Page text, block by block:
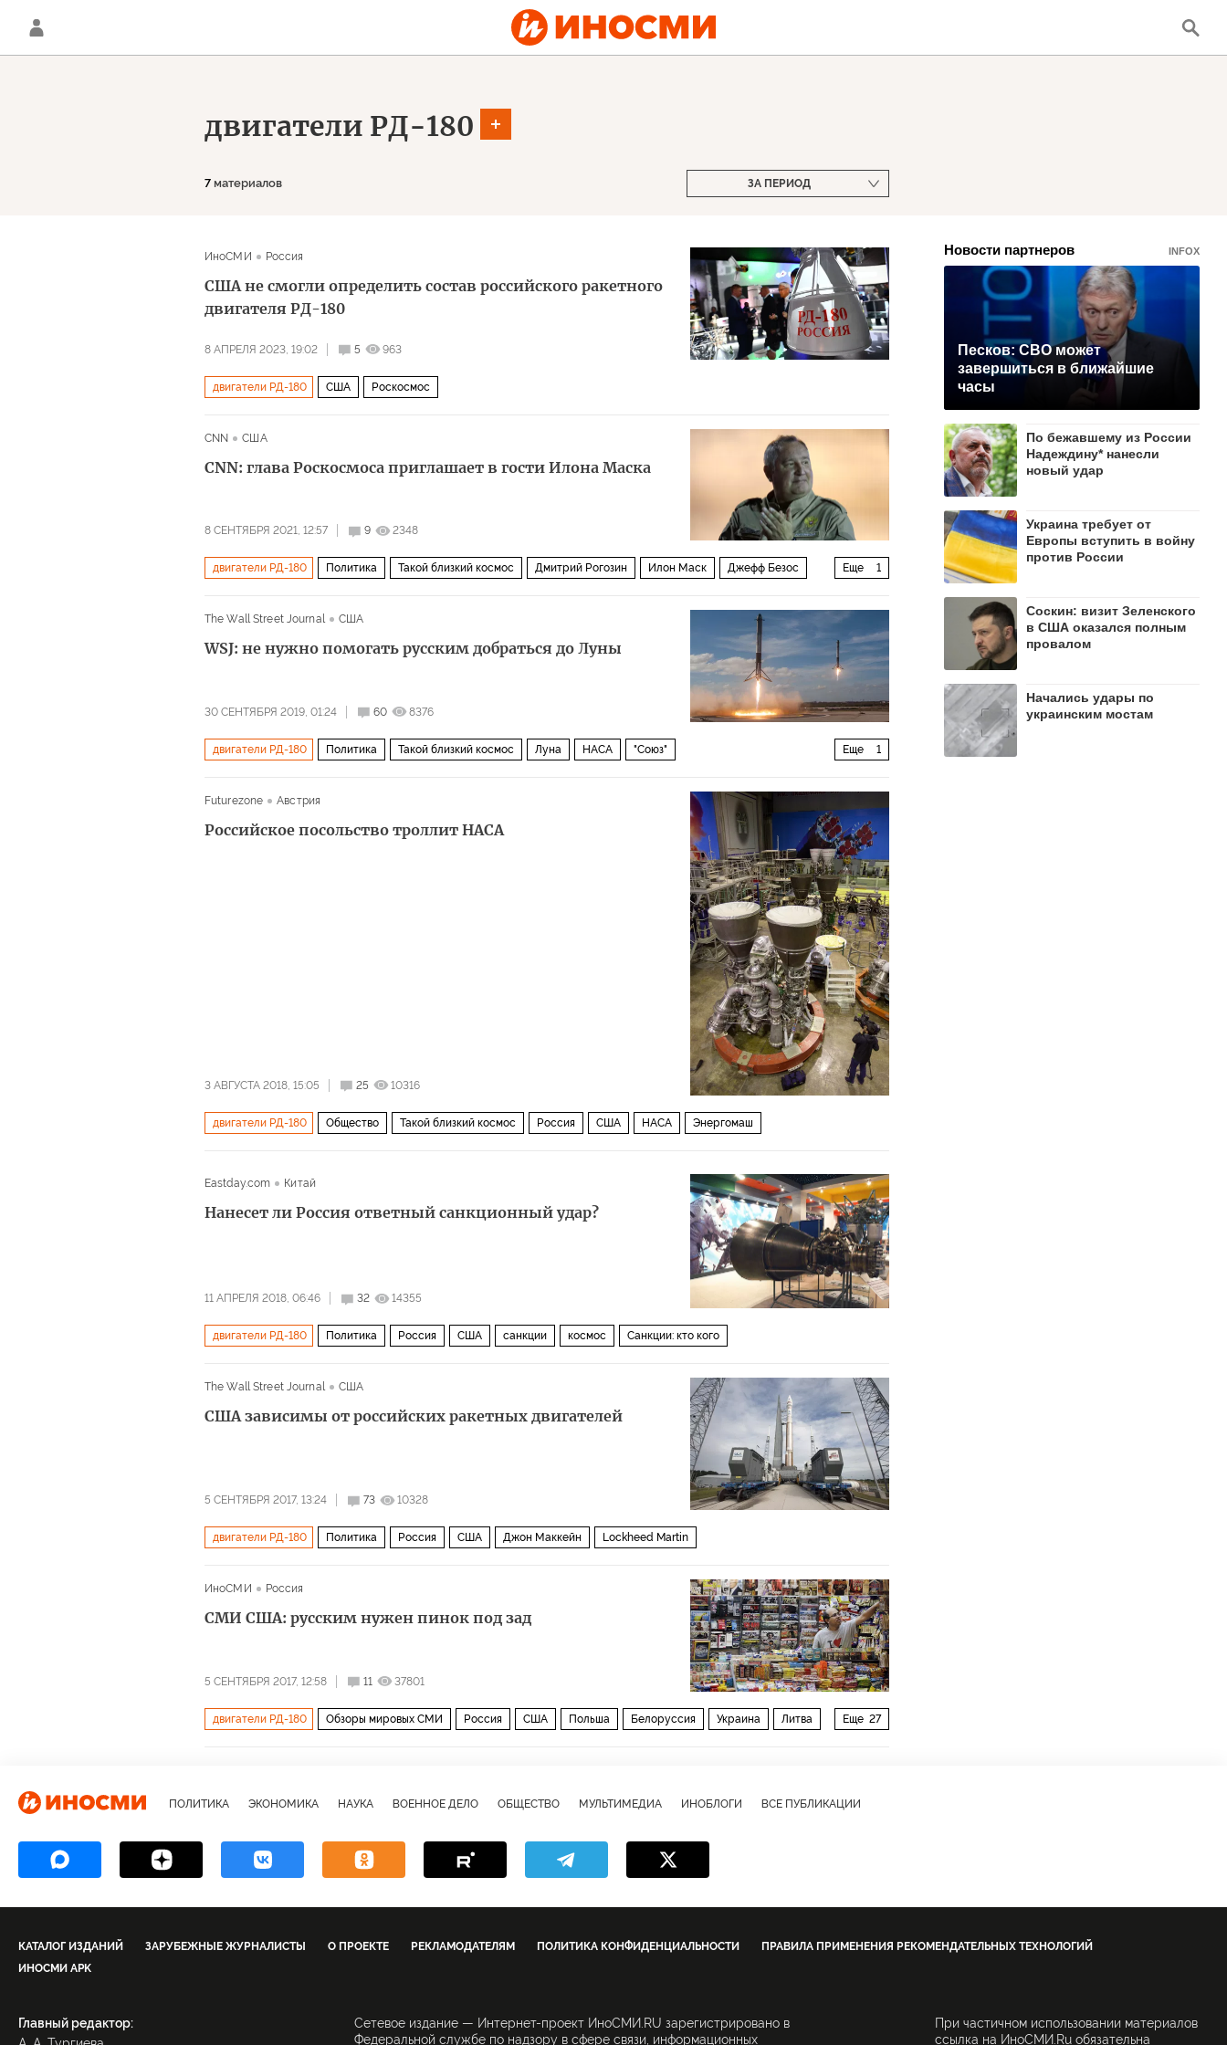
двигатели РД-180
7 материалов ЗА ПЕРИОД
ИноСМИ Россия
США не смогли определить состав российского ракетного
двигателя РД-180
8 АПРЕЛЯ 2023, 19:02 5 963
двигатели РД-180 США Роскосмос
CNN США
CNN: глава Роскосмоса приглашает в гости Илона Маска
8 СЕНТЯБРЯ 2021, 12:57 9 2348
Еще 1
двигатели РД-180 Политика Такой близкий космос Дмитрий Рогозин Илон Маск Джефф Безос
The Wall Street Journal
США
WSJ: не нужно помогать русским добраться до Луны
30 СЕНТЯБРЯ 2019, 01:24 60 8376
Еще 1
двигатели РД-180 Политика Такой близкий космос Луна НАСА "Союз"
Futurezone
Австрия
Российское посольство троллит НАСА
3 АВГУСТА 2018, 15:05 25 10316
двигатели РД-180 Общество Такой близкий космос Россия США НАСА Энергомаш
Eastday.com Китай
Нанесет ли Россия ответный санкционный удар?
11 АПРЕЛЯ 2018, 06:46 32 14355
двигатели РД-180 Политика Россия США санкции космос Санкции: кто кого
The Wall Street Journal США
США зависимы от российских ракетных двигателей
5 СЕНТЯБРЯ 2017, 13:24 73 10328
двигатели РД-180 Политика Россия США Джон Маккейн Lockheed Martin
ИноСМИ Россия
СМИ США: русским нужен пинок под зад
5 СЕНТЯБРЯ 2017, 12:58 11 37801
Еще 27
двигатели РД-180 Обзоры мировых СМИ Россия США Польша Белоруссия Украина Литва
Боб Коркер Сара Хакаби Сандерс Майкл Коэн Александр Фомин ЕС НАТО Пентагон
Конгресс США Локхид-Мартин Боинг хакерские атаки военные учения «Запад-2017
закрытие консульства в Сан-Франциско СМИ США
Новости партнеров INFOX
Песков: СВО может
завершиться в ближайшие
часы
По бежавшему из России
Надеждину* нанесли
новый удар
Украина требует от
Европы вступить в войну
против России
Соскин: визит Зеленского
в США оказался полным
провалом
Начались удары по
украинским мостам
ПОЛИТИКА ЭКОНОМИКА НАУКА ВОЕННОЕ ДЕЛО ОБЩЕСТВО МУЛЬТИМЕДИА ИНОБЛОГИ ВСЕ ПУБЛИКАЦИИ
КАТАЛОГ ИЗДАНИЙ ЗАРУБЕЖНЫЕ ЖУРНАЛИСТЫ О ПРОЕКТЕ РЕКЛАМОДАТЕЛЯМ ПОЛИТИКА КОНФИДЕНЦИАЛЬНОСТИ
ПРАВИЛА ПРИМЕНЕНИЯ РЕКОМЕНДАТЕЛЬНЫХ ТЕХНОЛОГИЙ
ИНОСМИ APK
Главный редактор:
Сетевое издание — Интернет-проект ИноСМИ.RU зарегистрировано в
Федеральной службе по надзору в сфере связи, информационных
При частичном использовании материалов
ссылка на ИноСМИ.Ru обязательна